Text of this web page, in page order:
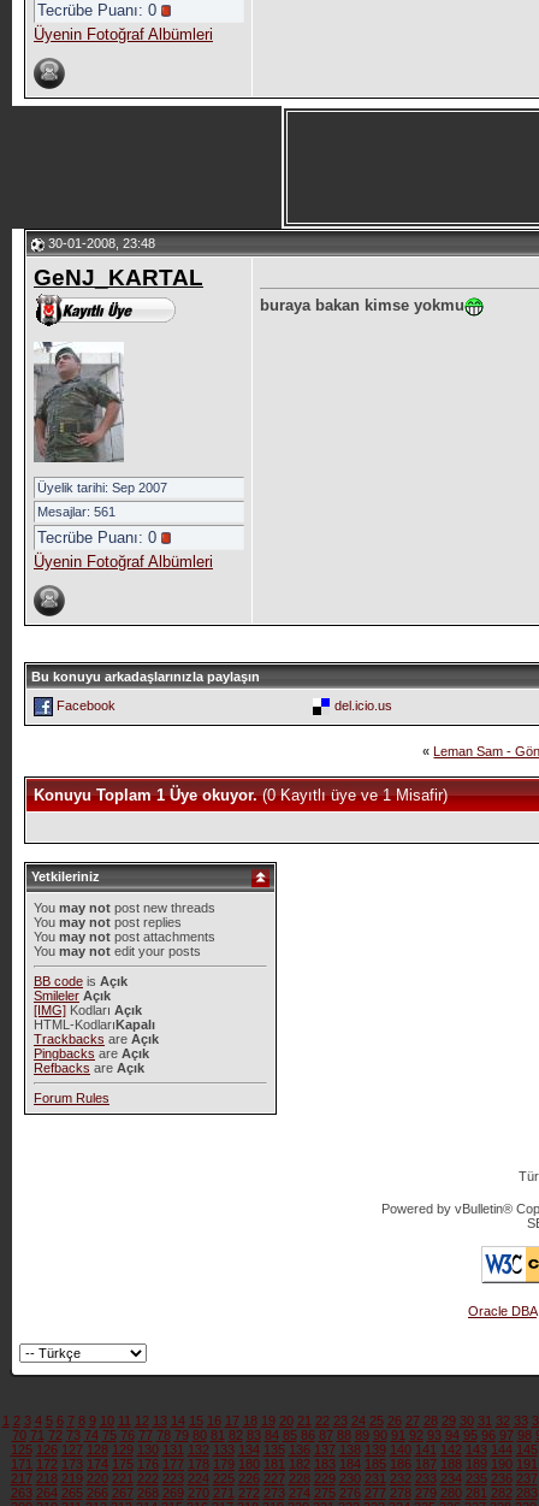
Tecrübe Puanı: 0
Üyenin Fotoğraf Albümleri
30-01-2008, 23:48
GeNJ_KARTAL
Üyelik tarihi: Sep 2007
Mesajlar: 561
Tecrübe Puanı: 0
Üyenin Fotoğraf Albümleri
buraya bakan kimse yokmu
Bu konuyu arkadaşlarınızla paylaşın
Facebook
del.icio.us
« Leman Sam -
Konuyu Toplam 1 Üye okuyor.(0 Kayıtlı üye ve 1 Misafir)
Yetkileriniz
You may notpost new threads
You may notpost replies
You may notpost attachments
You may notedit your posts
BB codeis Açık
Smileler Açık
[IMG]Kodları Açık
HTML-KodlarıKapalı
Trackbacks are Açık
Pingbacks are Açık
Refbacks are Açık
Forum Rules
Powered by vBulletin®
Oracle DBA
1 2 3 4 5 6 7 8 9 10 11 12 13 14 15 16 17 18 19 20 21 22 23 24 25 26 27 28 29 30 31 32 33
70 71 72 73 74 75 76 77 78 79 80 81 82 83 84 85 86 87 88 89 90 91 92 93 94 95 96 97 98
125 126 127 128 129 130 131 132 133 134 135 136 137 138 139 140 141 142 143 144 145
171 172 173 174 175 176 177 178 179 180 181 182 183 184 185 186 187 188 189 190 191
217 218 219 220 221 222 223 224 225 226 227 228 229 230 231 232 233 234 235 236 237
263 264 265 266 267 268 269 270 271 272 273 274 275 276 277 278 279 280 281 282 283